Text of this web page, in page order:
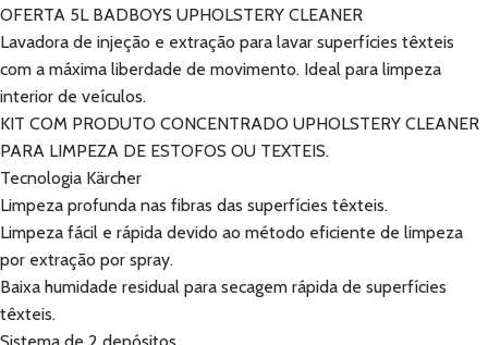
OFERTA 5L BADBOYS UPHOLSTERY CLEANER
Lavadora de injeção e extração para lavar superfícies têxteis
com a máxima liberdade de movimento. Ideal para limpeza
interior de veículos.
KIT COM PRODUTO CONCENTRADO UPHOLSTERY CLEANER
PARA LIMPEZA DE ESTOFOS OU TEXTEIS.
Tecnologia Kärcher
Limpeza profunda nas fibras das superfícies têxteis.
Limpeza fácil e rápida devido ao método eficiente de limpeza
por extração por spray.
Baixa humidade residual para secagem rápida de superfícies
têxteis.